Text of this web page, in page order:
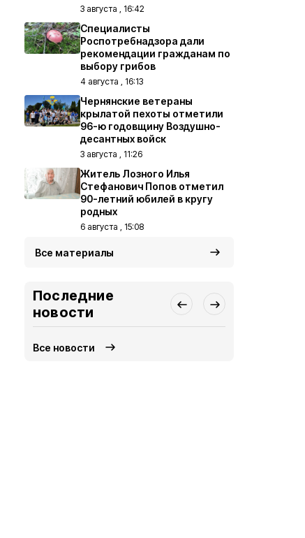
3 августа , 16:42
Специалисты
Роспотребнадзора дали
рекомендации гражданам по
выбору грибов
4 августа , 16:13
Чернянские ветераны
крылатой пехоты отметили
96-ю годовщину Воздушно-
десантных войск
3 августа , 11:26
Житель Лозного Илья
Стефанович Попов отметил
90-летний юбилей в кругу
родных
6 августа , 15:08
Все материалы
Последние
новости
Все новости